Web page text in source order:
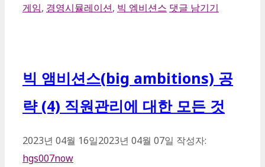
카
게임, 경영시뮬레이션, 빅 엠비션스 댓글 남기기
빅 앰비션스(big ambitions) 공
략 (4) 직원관리에 대한 모든 것
2023년 04월 16일2023년 04월 07일 작성자:
hgs007now